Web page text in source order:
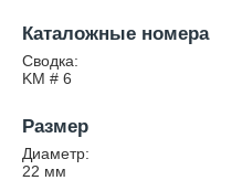
Каталожные номера
Сводка:
KM # 6
Размер
Диаметр:
22 мм